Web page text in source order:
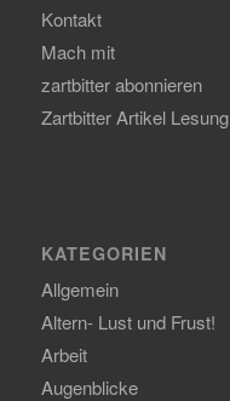
Kontakt
Mach mit
zartbitter abonnieren
Zartbitter Artikel Lesung
KATEGORIEN
Allgemein
Altern- Lust und Frust!
Arbeit
Augenblicke